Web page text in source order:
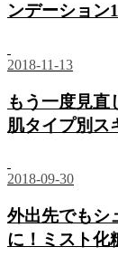
ンデーション
2018-11-13
もう一度見直
肌タイプ別ス
2018-09-30
外出先でもシ
に！ミスト化